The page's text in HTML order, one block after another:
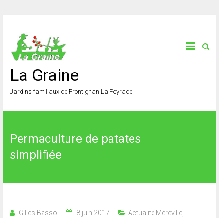
La Graine
Jardins familiaux de Frontignan La Peyrade
Permaculture de patates
simplifiée
Gilles Basso 8 juin 2017 Actualité Méréville,